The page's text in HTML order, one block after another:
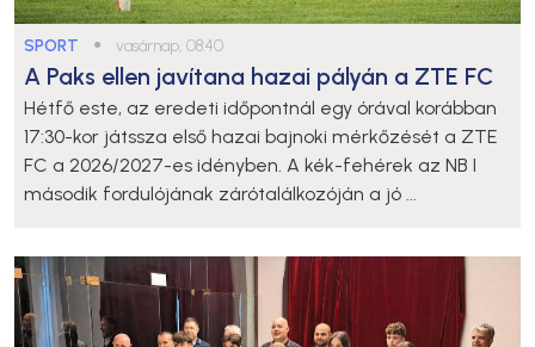
SPORT ● vasárnap, 08:40
A Paks ellen javítana hazai pályán a ZTE FC
Hétfő este, az eredeti időpontnál egy órával korábban
17:30-kor játssza első hazai bajnoki mérkőzését a ZTE
FC a 2026/2027-es idényben. A kék-fehérek az NB I
második fordulójának zárótalálkozóján a jó ...